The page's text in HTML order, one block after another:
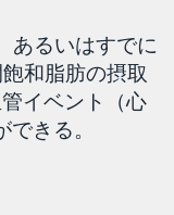
あるいはすでに
和脂肪の摂取
イベント（心
きる。